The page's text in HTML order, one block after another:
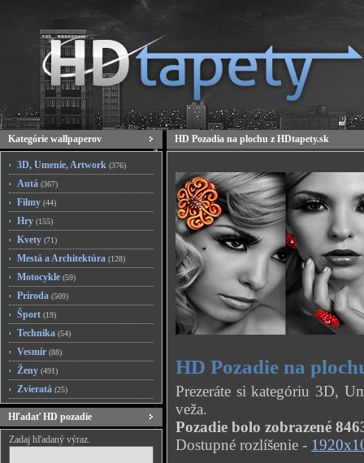
Kategórie wallpaperov
3D, Umenie, Artwork (376)
Autá (367)
Filmy (44)
Hry (155)
Kvety (71)
Mestá a Architektúra (128)
Motocykle (59)
Príroda (509)
Šport (19)
Technika (54)
Vesmír (88)
Ženy (491)
Zvieratá (25)
Hľadať HD pozadie
Zadaj hľadaný výraz.
HD Pozadia na plochu z HDtapety.sk
HD Pozadie na
Prezeráte si kategóriu 3D,
veža.
Pozadie bolo zobrazené
Dostupné rozlíšenie -